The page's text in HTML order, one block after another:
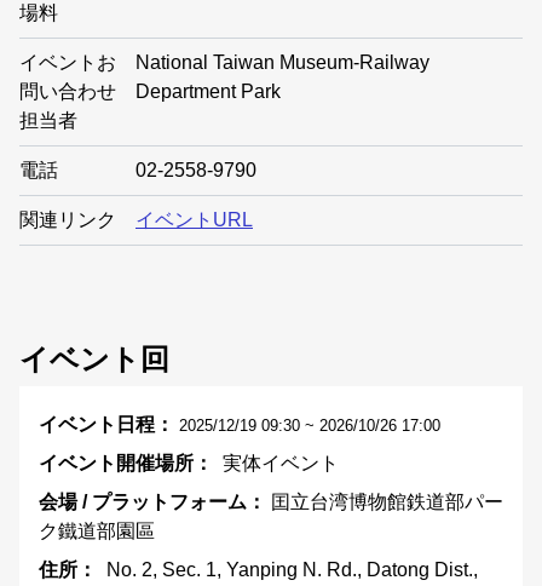
場料
イベントお
問い合わせ
担当者
National Taiwan Museum-Railway
Department Park
電話 02-2558-9790
関連リンク イベントURL
イベント回
2025/12/19 09:30 ~ 2026/10/26 17:00
実体イベント
囯立台湾博物館鉄道部パー
ク鐵道部園區
No. 2, Sec. 1, Yanping N. Rd., Datong Dist.,